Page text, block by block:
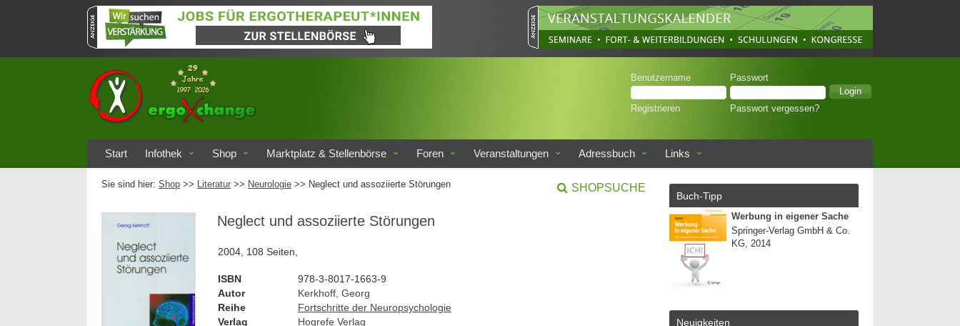
Benutzername Passwort
Registrieren Passwort vergessen?
Start Infothek Shop Marktplatz & Stellenbörse Foren Veranstaltungen Adressbuch Links
Sie sind hier: Shop >> Literatur >> Neurologie >> Neglect und assoziierte Störungen SHOPSUCHE
Neglect und assoziierte Störungen
2004, 108 Seiten,
ISBN
978-3-8017-1663-9
Autor
Kerkhoff, Georg
Reihe
Fortschritte der Neuropsychologie
Verlag
Hogrefe Verlag
Buch-Tipp
Werbung in eigener Sache
Springer-Verlag GmbH & Co.
KG, 2014
Neuigkeiten